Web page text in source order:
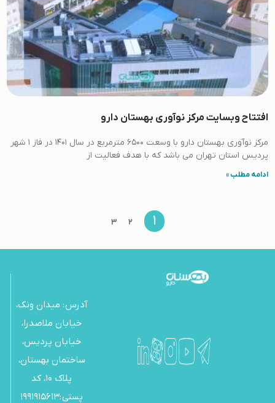
افتتاح وبسایت مرکز نوآوری بهستان دارو
مرکز نوآوری بهستان دارو با وسعت ۶۵۰۰ مترمربع در سال ۱۴۰۱ در فاز ۱ شهر
پردیس استان تهران می باشد که با هدف فعالیت از
ادامه مطلب »
1
2
3
آدرس : میدان ونک،
خیابان ملاصدرا،
خیابان پردیس،
ساختمان بهستان،
پلاک 10، کد
پستی :۱۹۹۱۹۱۵۶۱۳